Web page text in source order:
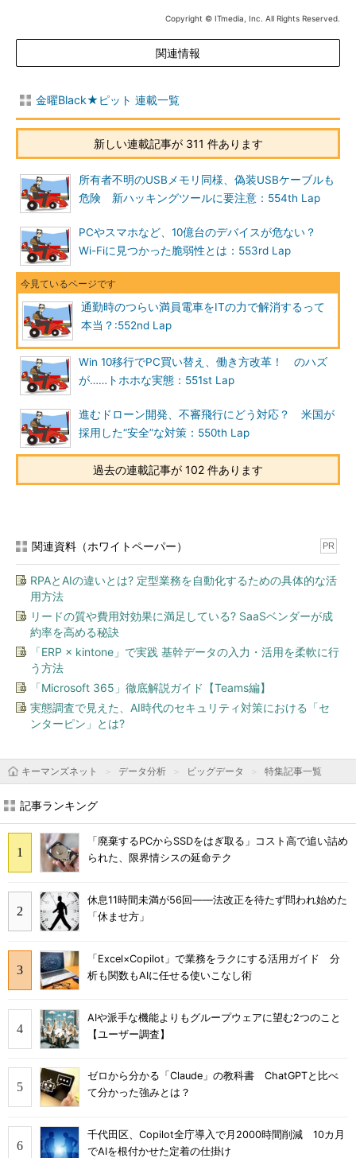
Copyright © ITmedia, Inc. All Rights Reserved.
関連情報
金曜Black★ピット 連載一覧
新しい連載記事が 311 件あります
所有者不明のUSBメモリ同様、偽装USBケーブルも
危険 新ハッキングツールに要注意：554th Lap
PCやスマホなど、10億台のデバイスが危ない？
Wi-Fiに見つかった脆弱性とは：553rd Lap
通勤時のつらい満員電車をITの力で解消するって
本当？:552nd Lap
Win 10移行でPC買い替え、働き方改革！ のハズ
が……トホホな実態：551st Lap
進むドローン開発、不審飛行にどう対応？ 米国が
採用した“安全”な対策：550th Lap
過去の連載記事が 102 件あります
関連資料（ホワイトペーパー） PR
RPAとAIの違いとは? 定型業務を自動化するための具体的な活
用方法
リードの質や費用対効果に満足している? SaaSベンダーが成
約率を高める秘訣
「ERP × kintone」で実践 基幹データの入力・活用を柔軟に行
う方法
「Microsoft 365」徹底解説ガイド【Teams編】
実態調査で見えた、AI時代のセキュリティ対策における「セ
ンターピン」とは?
キーマンズネット データ分析 ビッグデータ 特集記事一覧
記事ランキング
「廃棄するPCからSSDをはぎ取る」コスト高で追い詰め
られた、限界情シスの延命テク
休息11時間未満が56回――法改正を待たず問われ始めた
「休ませ方」
「Excel×Copilot」で業務をラクにする活用ガイド 分
析も関数もAIに任せる使いこなし術
AIや派手な機能よりもグループウェアに望む2つのこと
【ユーザー調査】
ゼロから分かる「Claude」の教科書 ChatGPTと比べ
て分かった強みとは？
千代田区、Copilot全庁導入で月2000時間削減 10カ月
でAIを根付かせた定着の仕掛け